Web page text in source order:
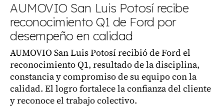
AUMOVIO San Luis Potosí recibe
reconocimiento Q1 de Ford por
desempeño en calidad
AUMOVIO San Luis Potosí recibió de Ford el
reconocimiento Q1, resultado de la disciplina,
constancia y compromiso de su equipo con la
calidad. El logro fortalece la confianza del cliente
y reconoce el trabajo colectivo.